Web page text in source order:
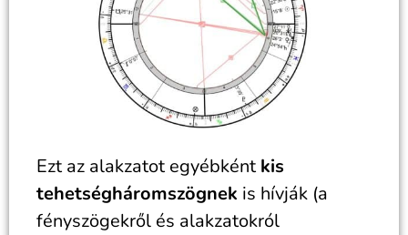
Ezt az alakzatot egyébként kis
tehetségháromszögnek is hívják (a
fényszögekről és alakzatokról